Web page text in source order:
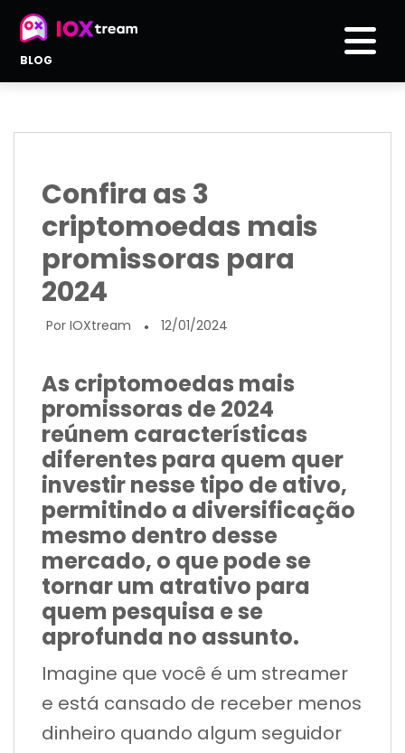
BLOG
Confira as 3
criptomoedas mais
promissoras para
2024
Por IOXtream ● 12/01/2024
As criptomoedas mais
promissoras de 2024
reúnem características
diferentes para quem quer
investir nesse tipo de ativo,
permitindo a diversificação
mesmo dentro desse
mercado, o que pode se
tornar um atrativo para
quem pesquisa e se
aprofunda no assunto.
Imagine que você é um streamer
e está cansado de receber menos
dinheiro quando algum seguidor